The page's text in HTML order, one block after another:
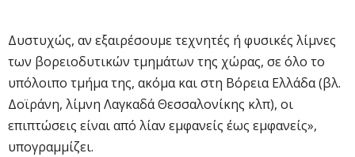
Δυστυχώς, αν εξαιρέσουμε τεχνητές ή φυσικές λίμνες
των βορειοδυτικών τμημάτων της χώρας, σε όλο το
υπόλοιπο τμήμα της, ακόμα και στη Βόρεια Ελλάδα (βλ.
Δοϊράνη, λίμνη Λαγκαδά Θεσσαλονίκης κλπ), οι
επιπτώσεις είναι από λίαν εμφανείς έως εμφανείς»,
υπογραμμίζει.